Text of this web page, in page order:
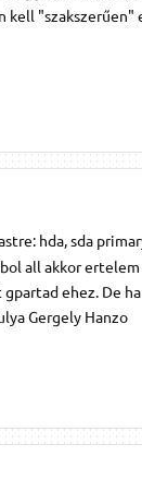
kell "szakszerűen"
hda, sda
all akkor
ehez. De
Gergely Hanzo